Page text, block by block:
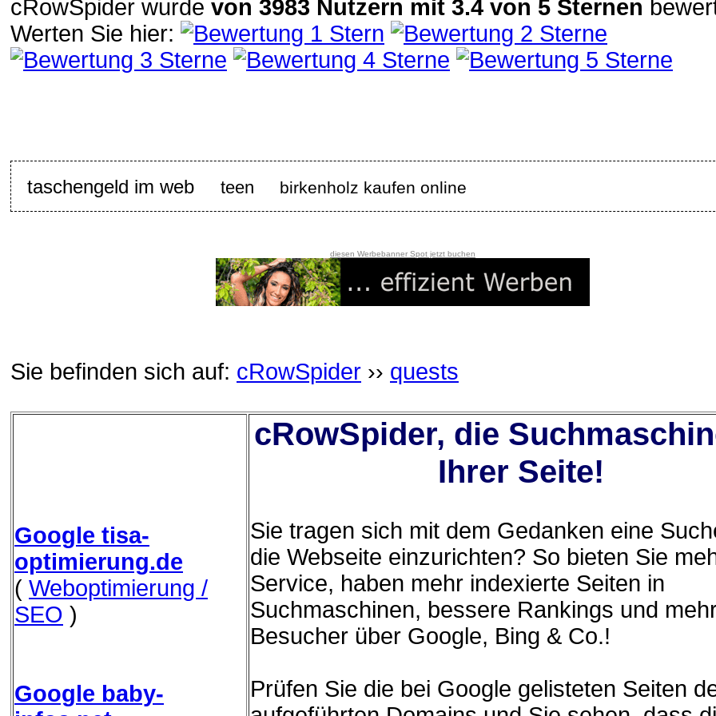
cRowSpider wurde von 3983 Nutzern mit 3.4 von 5 Sternen
Werten Sie hier:
taschengeld im web teen birkenholz kaufen online
diesen Werbebanner Spot jetzt buchen
Sie befinden sich auf: cRowSpider ›› quests
Google tisa-
optimierung.de
( Weboptimierung /
SEO )
Google baby-
cRowSpider, die
Ihrer Seite!
Sie tragen sich mit dem Gedanken eine
die Webseite einzurichten? So bieten Sie
Service, haben mehr indexierte Seiten in
Suchmaschinen, bessere Rankings und
Besucher über Google, Bing & Co.!
Prüfen Sie die bei Google gelisteten Seiten